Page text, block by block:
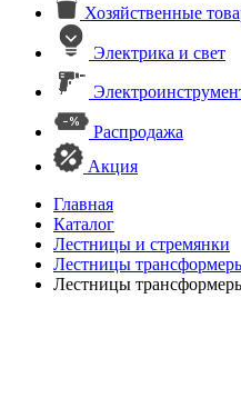
Хозяйственные
Электрика и свет
Распродажа
Акция
Главная
Каталог
Лестницы и стремянки
Лестницы
Лестницы